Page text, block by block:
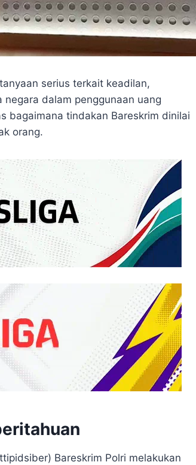
serius terkait keadilan,
dalam penggunaan uang
bagaimana tindakan Bareskrim dinilai
orang.
Bareskrim Polri melakukan